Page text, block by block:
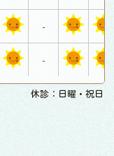
-
-
休診：日曜・祝日